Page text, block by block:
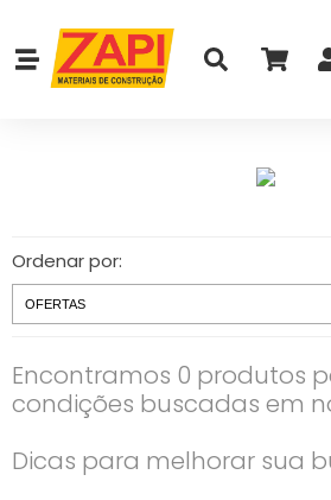
Ordenar por:
Encontramos 0 produtos
condições buscadas em
Dicas para melhorar sua